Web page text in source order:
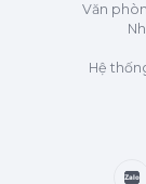
Văn
Hệ
Zalo